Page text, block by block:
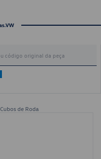
Cubos de Roda